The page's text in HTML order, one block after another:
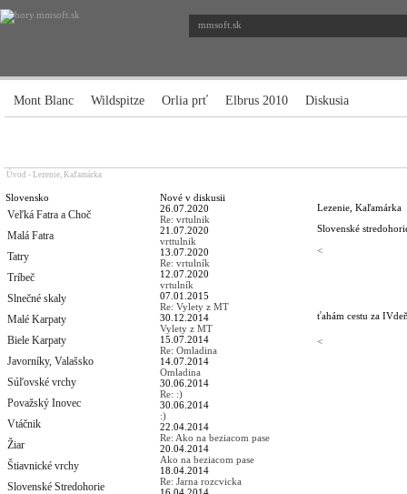
mmsoft.sk
Mont Blanc Wildspitze Orlia prť Elbrus 2010 Diskusia
Úvod - Lezenie, Kaľamárka
Slovensko
Veľká Fatra a Choč
Malá Fatra
Tatry
Tríbeč
Slnečné skaly
Malé Karpaty
Biele Karpaty
Javorníky, Valašsko
Súľovské vrchy
Považský Inovec
Vtáčnik
Žiar
Štiavnické vrchy
Slovenské Stredohorie
Nové v diskusii
26.07.2020
Re: vrtulnik
21.07.2020
vrttulnik
13.07.2020
Re: vrtulník
12.07.2020
vrtulník
07.01.2015
Re: Vylety z MT
30.12.2014
Vylety z MT
15.07.2014
Re: Omladina
14.07.2014
Omladina
30.06.2014
Re: :)
30.06.2014
:)
22.04.2014
Re: Ako na beziacom pase
20.04.2014
Ako na beziacom pase
18.04.2014
Re: Jarna rozcvicka
Lezenie, Kaľamárka
Slovenské
<
ťahám cestu za IV
<